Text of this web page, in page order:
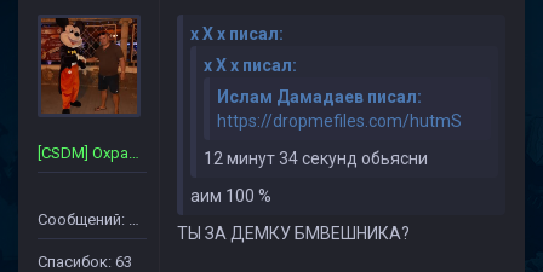
[CSDM] Охрана~Сервера
Сообщений: 357
Спасибок: 63
x X x писал:
x X x писал:
Ислам Дамадаев писал:
https://dropmefiles.com/hutmS
12 минут 34 секунд обьясни
аим 100 %
ТЫ ЗА ДЕМКУ БМВЕШНИКА?